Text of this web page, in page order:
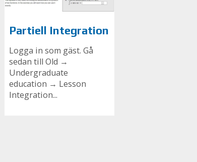
Partiell Integration
Logga in som gäst. Gå
sedan till Old →
Undergraduate
education → Lesson
Integration...